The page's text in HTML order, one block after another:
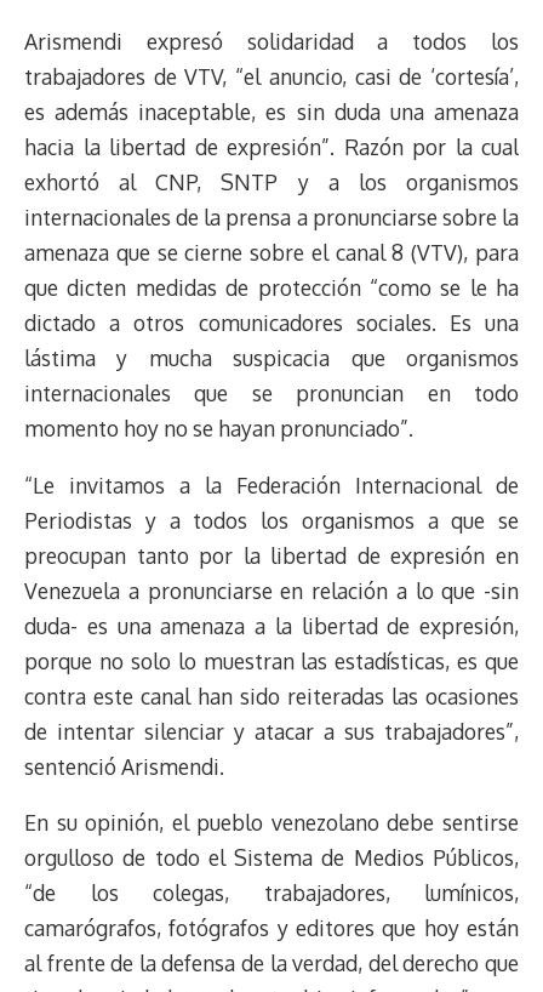
Arismendi expresó solidaridad a todos los
trabajadores de VTV, “el anuncio, casi de ‘cortesía’,
es además inaceptable, es sin duda una amenaza
hacia la libertad de expresión”. Razón por la cual
exhortó al CNP, SNTP y a los organismos
internacionales de la prensa a pronunciarse sobre la
amenaza que se cierne sobre el canal 8 (VTV), para
que dicten medidas de protección “como se le ha
dictado a otros comunicadores sociales. Es una
lástima y mucha suspicacia que organismos
internacionales que se pronuncian en todo
momento hoy no se hayan pronunciado”.
“Le invitamos a la Federación Internacional de
Periodistas y a todos los organismos a que se
preocupan tanto por la libertad de expresión en
Venezuela a pronunciarse en relación a lo que -sin
duda- es una amenaza a la libertad de expresión,
porque no solo lo muestran las estadísticas, es que
contra este canal han sido reiteradas las ocasiones
de intentar silenciar y atacar a sus trabajadores”,
sentenció Arismendi.
En su opinión, el pueblo venezolano debe sentirse
orgulloso de todo el Sistema de Medios Públicos,
“de los colegas, trabajadores, lumínicos,
camarógrafos, fotógrafos y editores que hoy están
al frente de la defensa de la verdad, del derecho que